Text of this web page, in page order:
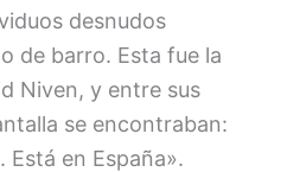
desnudos
de barro. Esta fue la
Niven, y entre sus
se encontraban:
Está en España».